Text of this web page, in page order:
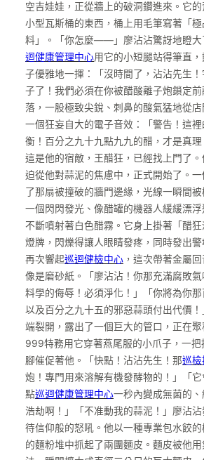
空吉娃娃，正從牆上的破洞鑽進來。它
小型瓦斯桶的東西，桶上用毛筆寫著「
料」。「你怎麼——」廖沾沾驚訝地瞪
迴健康管理中心用它的小短腿站得筆直
子優雅地一揮：「沒時間了，沾沾先生
子了！我們必須在你被醋酸離子炮鎖定
落，一股極致尖銳、刺鼻的酸氣猛地從
一個狂妄自大的電子音效：「警告！這
衡！百分之九十九點九九的醋，才是真理
這是他的宿敵，王醋狂，已經找上門了
迫從他對蒜泥的焦慮中，正式開始了。
了那扇被撞破的牆門邊緣，光線一瞬間被
一個閃閃發光、像醋罐的機器人緩緩漂
不斷噴射著白色醋霧。它身上掛著「醋
燈牌，閃爍得讓人眼睛發疼，同時發出
再次響起巡迴健檢中心 ，這次帶著金屬
像是磨砂紙。「廖沾沾！你那充滿腐敗
料學的侮辱！必須淨化！」「你將為你那
以及百分之九十五的邪惡蒜頭付出代價
端裂開，露出了一個巨大的管口，正在
999特務用它穿著燕尾服的小爪子，一
腳催促著他。「快點！沾沾先生！那巡檢
炮！專門用來溶解有機發酵物的！」「
點巡迴健康管理中心一秒內變成無菌的
浩劫啊！」「不准動我的蒜泥！」廖沾
待信仰般的怒吼。他以一種專業包水餃
的麵粉堆中抓起了兩團麵皮。麵皮被他